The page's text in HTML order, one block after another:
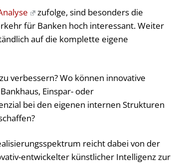
zufolge, sind besonders die
für Banken hoch interessant. Weiter
auf die komplette eigene
verbessern? Wo können innovative
Einspar- oder
bei den eigenen internen Strukturen
reicht dabei von der
entwickelter künstlicher Intelligenz zur